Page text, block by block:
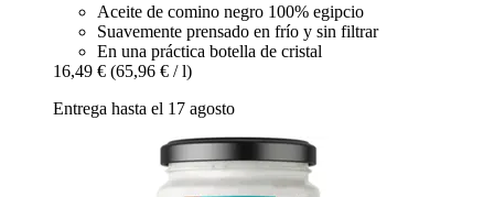
Aceite de comino negro 100% egipcio
Suavemente prensado en frío y sin filtrar
En una práctica botella de cristal
16,49 € (65,96 € / l)
Entrega hasta el 17 agosto